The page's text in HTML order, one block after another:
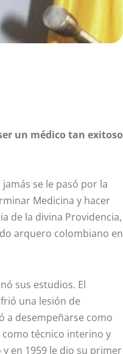
un médico tan exitoso
se le pasó por la
Medicina y hacer
de la divina Providencia,
arquero colombiano en
sus estudios. El
una lesión de
a desempeñarse como
técnico interino y
en 1959 le dio su primer